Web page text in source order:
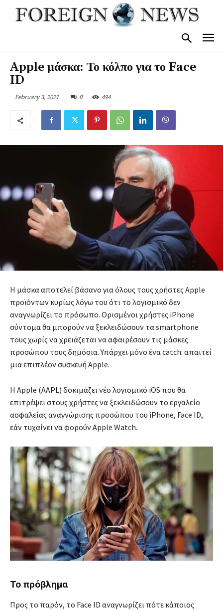
Apple μάσκα: Το κόλπο για το Face
ID
February 3, 2021 0 494
Η μάσκα αποτελεί βάσανο για όλους τους χρήστες Apple
προϊόντων κυρίως λόγω του ότι το λογισμικό δεν
αναγνωρίζει το πρόσωπο. Ορισμένοι χρήστες iPhone
σύντομα θα μπορούν να ξεκλειδώσουν τα smartphone
τους χωρίς να χρειάζεται να αφαιρέσουν τις μάσκες
προσώπου τους δημόσια. Υπάρχει μόνο ένα catch: απαιτεί
μια επιπλέον συσκευή Apple.
Η Apple (AAPL) δοκιμάζει νέο λογισμικό iOS που θα
επιτρέψει στους χρήστες να ξεκλειδώσουν το εργαλείο
ασφαλείας αναγνώρισης προσώπου του iPhone, Face ID,
εάν τυχαίνει να φορούν Apple Watch.
Το πρόβλημα
Προς το παρόν, το Face ID αναγνωρίζει πότε κάποιος